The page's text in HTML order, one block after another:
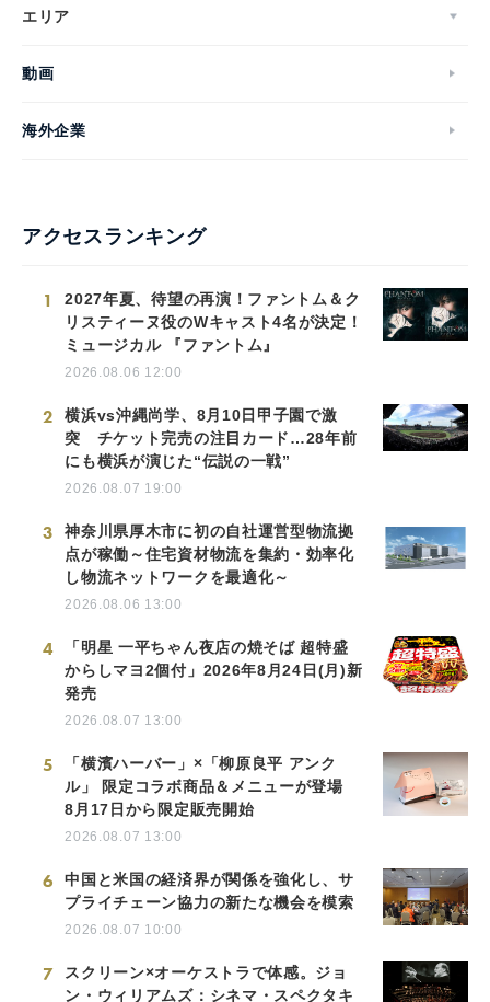
エリア
動画
海外企業
アクセスランキング
1
2027年夏、待望の再演！ファントム＆ク
リスティーヌ役のWキャスト4名が決定！
ミュージカル 『ファントム』
2026.08.06 12:00
2
横浜vs沖縄尚学、8月10日甲子園で激
突 チケット完売の注目カード…28年前
にも横浜が演じた“伝説の一戦”
2026.08.07 19:00
3
神奈川県厚木市に初の自社運営型物流拠
点が稼働～住宅資材物流を集約・効率化
し物流ネットワークを最適化～
2026.08.06 13:00
4
「明星 一平ちゃん夜店の焼そば 超特盛
からしマヨ2個付」2026年8月24日(月)新
発売
2026.08.07 13:00
5
「横濱ハーバー」×「柳原良平 アンク
ル」 限定コラボ商品＆メニューが登場
8月17日から限定販売開始
2026.08.07 13:00
6
中国と米国の経済界が関係を強化し、サ
プライチェーン協力の新たな機会を模索
2026.08.07 10:00
7
スクリーン×オーケストラで体感。ジョ
ン・ウィリアムズ：シネマ・スペクタキ